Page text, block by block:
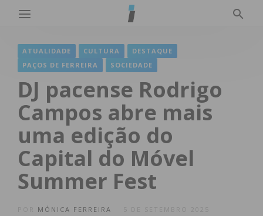
ATUALIDADE CULTURA
DESTAQUE
PAÇOS DE FERREIRA
SOCIEDADE
DJ pacense Rodrigo
Campos abre mais
uma edição do
Capital do Móvel
Summer Fest
MÓNICA FERREIRA 5 DE SETEMBRO 2025